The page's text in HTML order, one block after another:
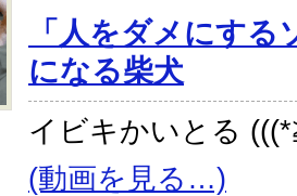
「人をダメにす
になる柴犬
イビキかいとる
(動画を見る…)